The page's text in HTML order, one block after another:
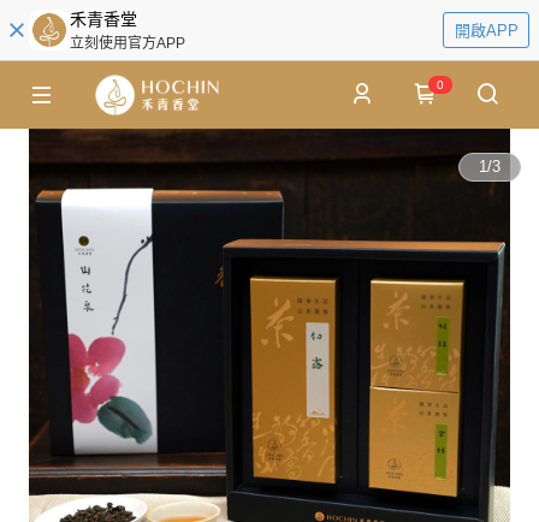
禾青香堂
立刻使用官方APP
開啟APP
0
1/3